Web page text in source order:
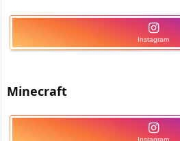
Instagram
Minecraft
Instagram